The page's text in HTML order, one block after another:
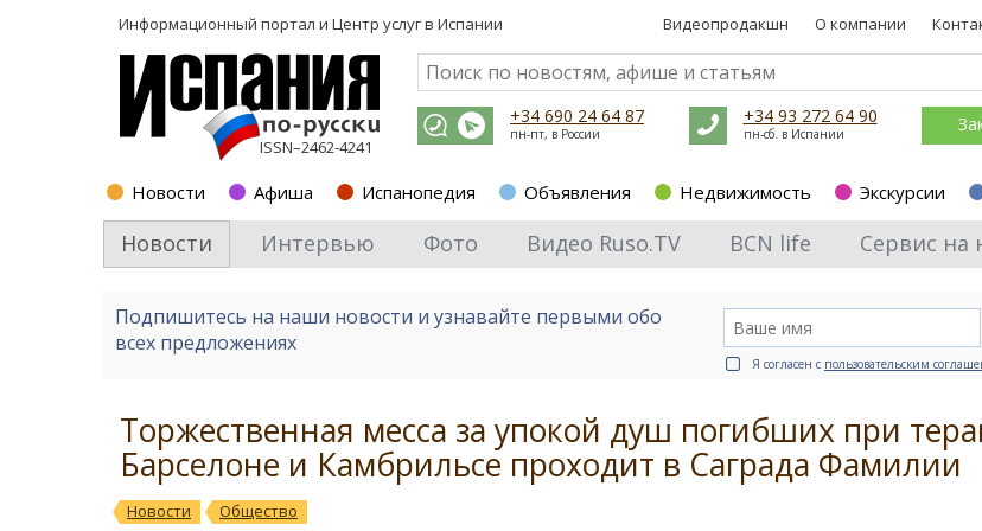
Информационный портал и Центр услуг в Испании Видеопродакшн О компании
ISSN–2462-4241
+34 690 24 64 87
пн-пт, в России
+34 93 272 64 90
пн-сб. в Испании
Новости Афиша Испанопедия Объявления Недвижимость Экскурсии
Новости Интервью Фото Видео Ruso.TV BCN life Сервис на
Подпишитесь на наши новости и узнавайте первыми обо
всех предложениях
Я согласен с пользовательским
Торжественная месса за упокой душ погибших при
Барселоне и Камбрильсе проходит в Саграда Фамилии
Новости Общество